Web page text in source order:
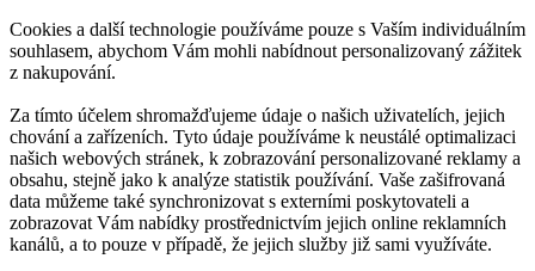
Cookies a další technologie používáme pouze s Vaším individuálním
souhlasem, abychom Vám mohli nabídnout personalizovaný zážitek
z nakupování.
Za tímto účelem shromažďujeme údaje o našich uživatelích, jejich
chování a zařízeních. Tyto údaje používáme k neustálé optimalizaci
našich webových stránek, k zobrazování personalizované reklamy a
obsahu, stejně jako k analýze statistik používání. Vaše zašifrovaná
data můžeme také synchronizovat s externími poskytovateli a
zobrazovat Vám nabídky prostřednictvím jejich online reklamních
kanálů, a to pouze v případě, že jejich služby již sami využíváte.